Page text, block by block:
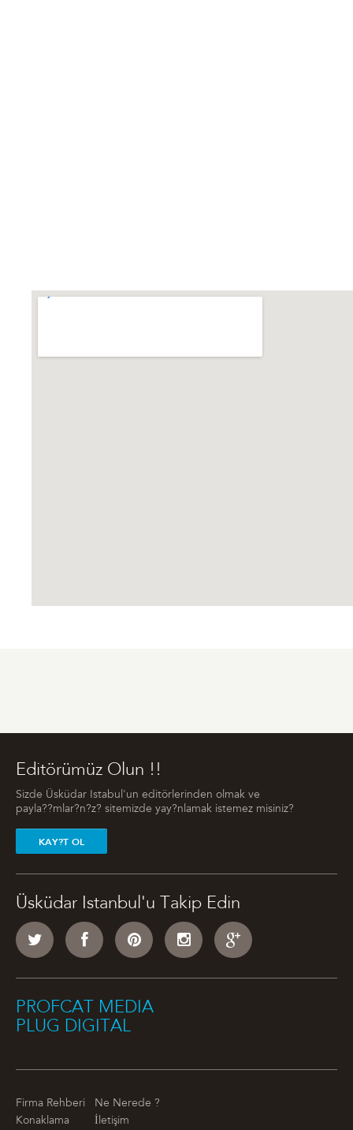
Editörümüz Olun !!
Sizde Üsküdar Istabul'un editörlerinden olmak ve
payla??mlar?n?z? sitemizde yay?nlamak istemez misiniz?
KAY?T OL
Üsküdar Istanbul'u Takip Edin
PROFCAT MEDIA
PLUG DIGITAL
Firma Rehberi
Ne Nerede ?
Konaklama
İletişim